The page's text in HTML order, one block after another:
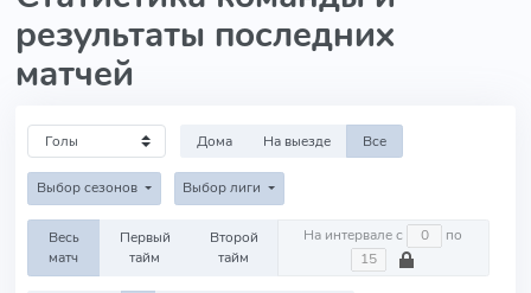
результаты последних
матчей
Дома На выезде Все
Выбор сезонов Выбор лиги
Весь
матч
Первый
тайм
Второй
тайм
На интервале с по